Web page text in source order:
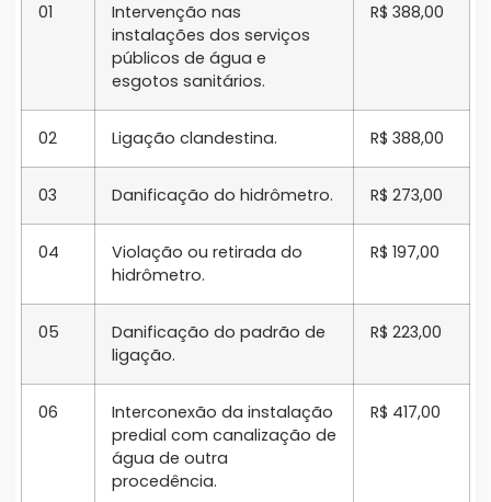
01
Intervenção nas
instalações dos serviços
públicos de água e
esgotos sanitários.
R$ 388,00
02 Ligação clandestina. R$ 388,00
03 Danificação do hidrômetro. R$ 273,00
04
Violação ou retirada do
hidrômetro.
R$ 197,00
05
Danificação do padrão de
ligação.
R$ 223,00
06
Interconexão da instalação
predial com canalização de
água de outra
procedência.
R$ 417,00